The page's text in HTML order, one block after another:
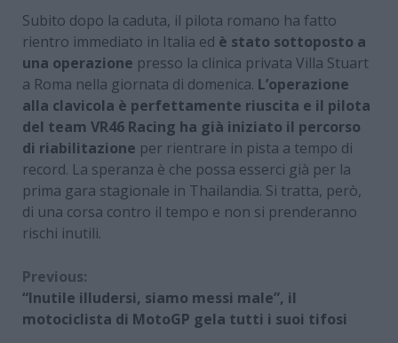
Subito dopo la caduta, il pilota romano ha fatto
rientro immediato in Italia ed è stato sottoposto a
una operazione presso la clinica privata Villa Stuart
a Roma nella giornata di domenica. L’operazione
alla clavicola è perfettamente riuscita e il pilota
del team VR46 Racing ha già iniziato il percorso
di riabilitazione per rientrare in pista a tempo di
record. La speranza è che possa esserci già per la
prima gara stagionale in Thailandia. Si tratta, però,
di una corsa contro il tempo e non si prenderanno
rischi inutili.
Continue
Reading
Previous:
“Inutile illudersi, siamo messi male”, il
motociclista di MotoGP gela tutti i suoi tifosi